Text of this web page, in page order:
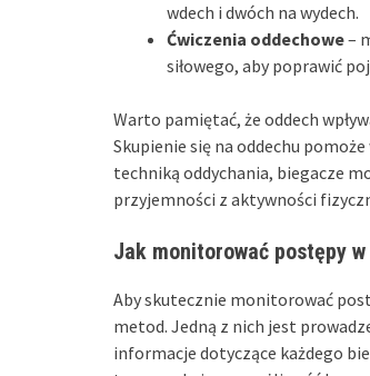
wdech i dwóch na wydech.
Ćwiczenia oddechowe–
siłowego, aby poprawić
Warto pamiętać, że oddech
Skupienie się na oddechu pomoże
techniką oddychania, biegacze
przyjemności z aktywności
Jak monitorować postępy
Aby skutecznie monitorować
metod. Jedną z nich jest
informacje dotyczące każdego